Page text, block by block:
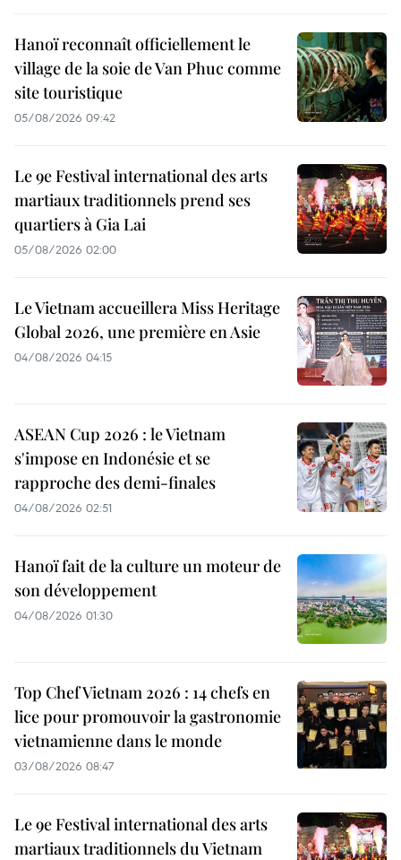
Hanoï reconnaît officiellement le
village de la soie de Van Phuc comme
site touristique
05/08/2026 09:42
Le 9e Festival international des arts
martiaux traditionnels prend ses
quartiers à Gia Lai
05/08/2026 02:00
Le Vietnam accueillera Miss Heritage
Global 2026, une première en Asie
04/08/2026 04:15
ASEAN Cup 2026 : le Vietnam
s'impose en Indonésie et se
rapproche des demi-finales
04/08/2026 02:51
Hanoï fait de la culture un moteur de
son développement
04/08/2026 01:30
Top Chef Vietnam 2026 : 14 chefs en
lice pour promouvoir la gastronomie
vietnamienne dans le monde
03/08/2026 08:47
Le 9e Festival international des arts
martiaux traditionnels du Vietnam